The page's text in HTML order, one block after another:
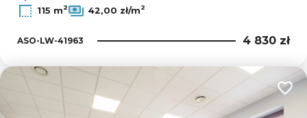
115 m2 42,00 zł/m2
ASO-LW-41963 4 830 zł